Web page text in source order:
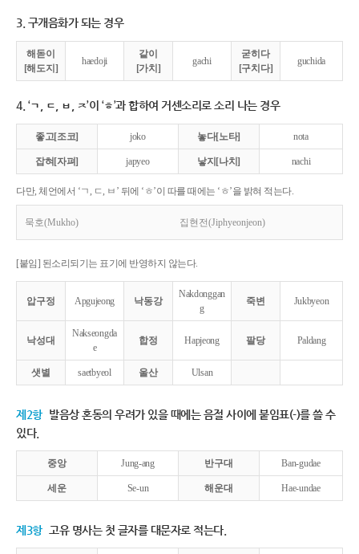
3. 구개음화가 되는 경우
해돋이
[해도지]
haedoji
같이
[가치]
gachi
굳히다
[구치다]
guchida
4. ‘ㄱ, ㄷ, ㅂ, ㅈ’이 ‘ㅎ’과 합하여 거센소리로 소리 나는 경우
좋고[조코] joko 놓다[노타] nota
잡혀[자펴] japyeo 낳지[나치] nachi
다만, 체언에서 ‘ㄱ, ㄷ, ㅂ’ 뒤에 ‘ㅎ’이 따를 때에는 ‘ㅎ’을 밝혀 적는다.
묵호(Mukho) 집현전(Jiphyeonjeon)
[붙임] 된소리되기는 표기에 반영하지 않는다.
압구정 Apgujeong 낙동강
Nakdonggan
g
죽변 Jukbyeon
낙성대
Nakseongda
e
합정 Hapjeong 팔당 Paldang
샛별 saetbyeol 울산 Ulsan
제2항 발음상 혼동의 우려가 있을 때에는 음절 사이에 붙임표(-)를 쓸 수
있다.
중앙 Jung-ang 반구대 Ban-gudae
세운 Se-un 해운대 Hae-undae
제3항 고유 명사는 첫 글자를 대문자로 적는다.